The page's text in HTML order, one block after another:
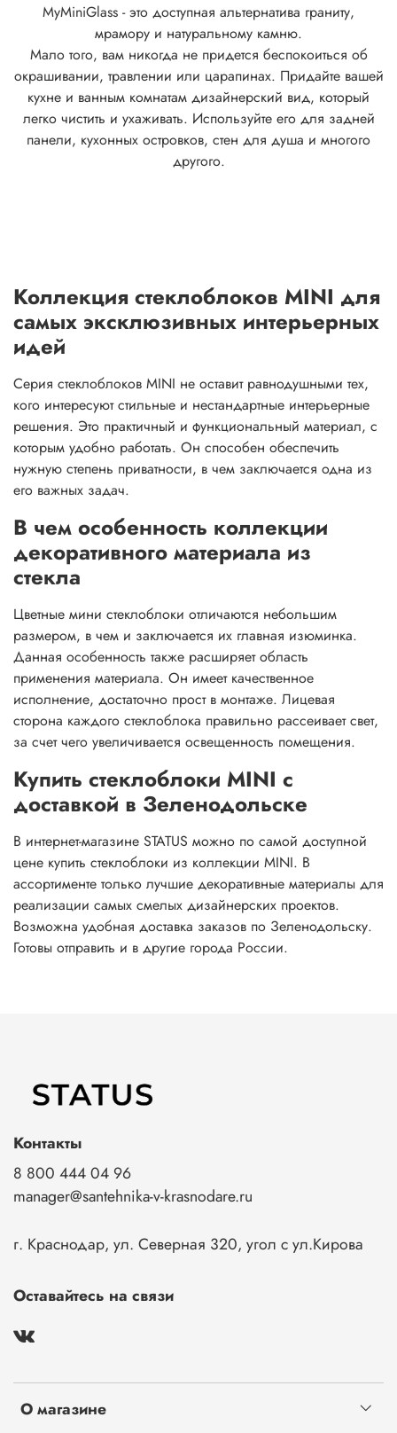
MyMiniGlass - это доступная альтернатива граниту,
мрамору и натуральному камню.
Мало того, вам никогда не придется беспокоиться об
окрашивании, травлении или царапинах. Придайте вашей
кухне и ванным комнатам дизайнерский вид, который
легко чистить и ухаживать. Используйте его для задней
панели, кухонных островков, стен для душа и многого
другого.
Коллекция стеклоблоков MINI для
самых эксклюзивных интерьерных
идей
Серия стеклоблоков MINI не оставит равнодушными тех,
кого интересуют стильные и нестандартные интерьерные
решения. Это практичный и функциональный материал, с
которым удобно работать. Он способен обеспечить
нужную степень приватности, в чем заключается одна из
его важных задач.
В чем особенность коллекции
декоративного материала из
стекла
Цветные мини стеклоблоки отличаются небольшим
размером, в чем и заключается их главная изюминка.
Данная особенность также расширяет область
применения материала. Он имеет качественное
исполнение, достаточно прост в монтаже. Лицевая
сторона каждого стеклоблока правильно рассеивает свет,
за счет чего увеличивается освещенность помещения.
Купить стеклоблоки MINI с
доставкой в Зеленодольске
В интернет-магазине STATUS можно по самой доступной
цене купить стеклоблоки из коллекции MINI. В
ассортименте только лучшие декоративные материалы для
реализации самых смелых дизайнерских проектов.
Возможна удобная доставка заказов по Зеленодольску.
Готовы отправить и в другие города России.
О магазине
Контакты
8 800 444 04 96
manager@santehnika-v-krasnodare.ru
г. Краснодар, ул. Северная 320, угол с ул.Кирова
Оставайтесь на связи